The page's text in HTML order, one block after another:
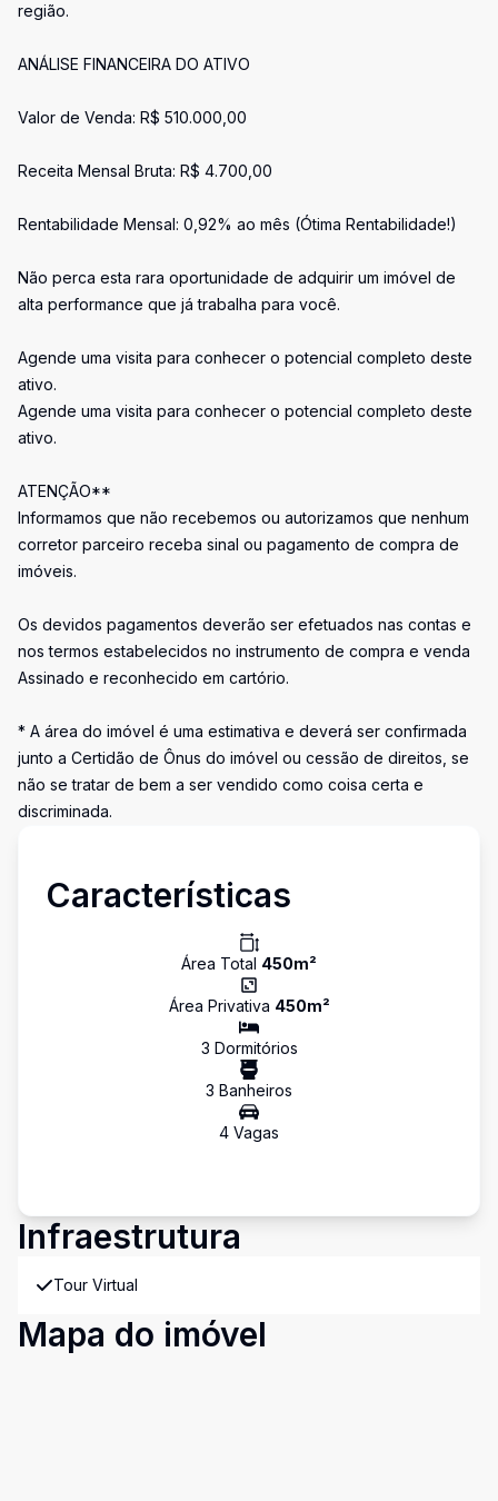
região.
ANÁLISE FINANCEIRA DO ATIVO
Valor de Venda: R$ 510.000,00
Receita Mensal Bruta: R$ 4.700,00
Rentabilidade Mensal: 0,92% ao mês (Ótima Rentabilidade!)
Não perca esta rara oportunidade de adquirir um imóvel de
alta performance que já trabalha para você.
Agende uma visita para conhecer o potencial completo deste
ativo.
Agende uma visita para conhecer o potencial completo deste
ativo.
ATENÇÃO**
Informamos que não recebemos ou autorizamos que nenhum
corretor parceiro receba sinal ou pagamento de compra de
imóveis.
Os devidos pagamentos deverão ser efetuados nas contas e
nos termos estabelecidos no instrumento de compra e venda
Assinado e reconhecido em cartório.
* A área do imóvel é uma estimativa e deverá ser confirmada
junto a Certidão de Ônus do imóvel ou cessão de direitos, se
não se tratar de bem a ser vendido como coisa certa e
discriminada.
Características
Área Total 450m²
Área Privativa 450m²
3 Dormitórios
3 Banheiros
4 Vagas
Infraestrutura
Tour Virtual
Mapa do imóvel